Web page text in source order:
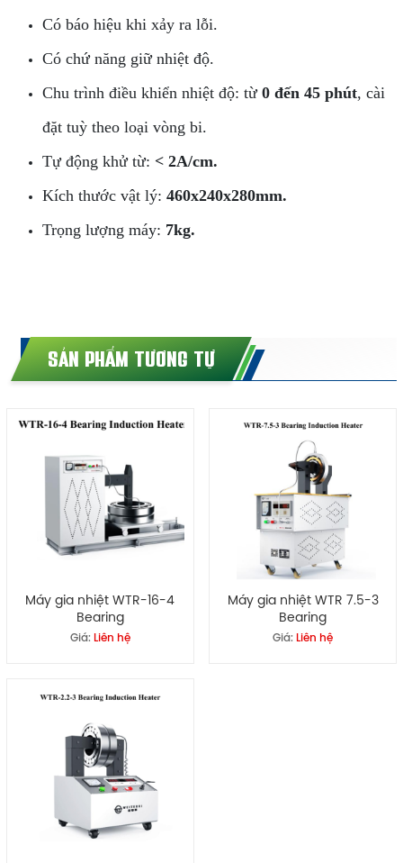
Có báo hiệu khi xảy ra lỗi.
Có chứ năng giữ nhiệt độ.
Chu trình điều khiển nhiệt độ: từ 0 đến 45 phút, cài
đặt tuỳ theo loại vòng bi.
Tự động khử từ: < 2A/cm.
Kích thước vật lý: 460x240x280mm.
Trọng lượng máy: 7kg.
SẢN PHẨM TƯƠNG TỰ
Máy gia nhiệt WTR-16-4
Bearing
Giá: Liên hệ
Máy gia nhiệt WTR 7.5-3
Bearing
Giá: Liên hệ